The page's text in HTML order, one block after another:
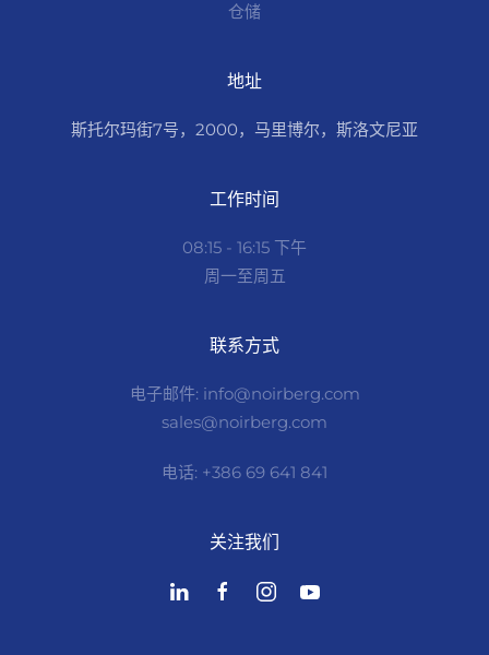
仓储
地址
斯托尔玛街7号，2000，马里博尔，斯洛文尼亚
工作时间
08:15 - 16:15 下午
周一至周五
联系方式
电子邮件: info@noirberg.com
sales@noirberg.com
电话: +386 69 641 841
关注我们